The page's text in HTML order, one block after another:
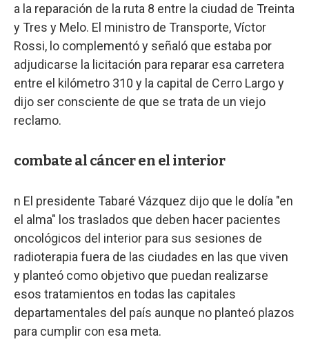
a la reparación de la ruta 8 entre la ciudad de Treinta
y Tres y Melo. El ministro de Transporte, Víctor
Rossi, lo complementó y señaló que estaba por
adjudicarse la licitación para reparar esa carretera
entre el kilómetro 310 y la capital de Cerro Largo y
dijo ser consciente de que se trata de un viejo
reclamo.
combate al cáncer en el interior
n El presidente Tabaré Vázquez dijo que le dolía "en
el alma" los traslados que deben hacer pacientes
oncológicos del interior para sus sesiones de
radioterapia fuera de las ciudades en las que viven
y planteó como objetivo que puedan realizarse
esos tratamientos en todas las capitales
departamentales del país aunque no planteó plazos
para cumplir con esa meta.